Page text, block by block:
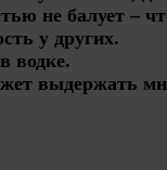
не балует –
у других.
водке.
выдержать